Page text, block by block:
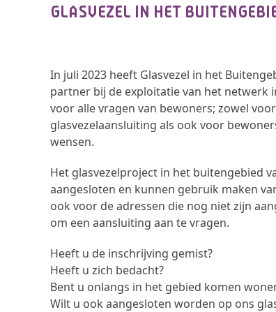
GLASVEZEL IN HET
In juli 2023 heeft Glasvezel in het
partner bij de exploitatie van het netwerk
voor alle vragen van bewoners; zowel
glasvezelaansluiting als ook voor
wensen.
Het glasvezelproject in het buitengebied
aangesloten en kunnen gebruik maken
ook voor de adressen die nog niet zijn
om een aansluiting aan te vragen.
Heeft u de inschrijving gemist?
Heeft u zich bedacht?
Bent u onlangs in het gebied komen
Wilt u ook aangesloten worden op ons